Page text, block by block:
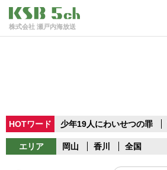
株式会社 瀬戸内海放送
HOTワード 少年19人にわいせつの罪
エリア 岡山 香川 全国